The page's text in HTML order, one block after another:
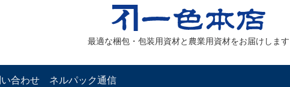
最適な梱包・包装用資材と農業用資材をお届けします
合わせ ネルパック通信